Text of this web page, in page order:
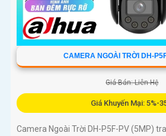
CAMERA NGOÀI TRỜI DH-
Giá Bán: Liên Hệ
Giá Khuyến Mại: 5%-
Camera Ngoài Trời DH-P5F-PV (5MP)